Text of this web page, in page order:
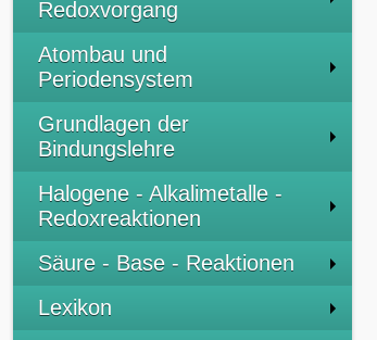
Redoxvorgang
Atombau und
Periodensystem
Grundlagen der
Bindungslehre
Halogene - Alkalimetalle -
Redoxreaktionen
Säure - Base - Reaktionen
Lexikon